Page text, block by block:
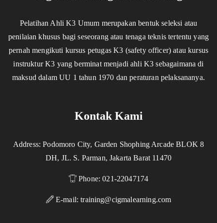
Pelatihan Ahli K3 Umum merupakan bentuk seleksi atau
penilaian khusus bagi seseorang atau tenaga teknis tertentu yang
pernah mengikuti kursus petugas K3 (safety officer) atau kursus
instruktur K3 yang berminat menjadi ahli K3 sebagaimana di
maksud dalam UU 1 tahun 1970 dan peraturan pelaksananya.
Kontak Kami
Address: Podomoro City, Garden Shophing Arcade BLOK 8
DH, JL. S. Parman, Jakarta Barat 11470
Phone: 021-22047174
E-mail:training@cigmalearning.com